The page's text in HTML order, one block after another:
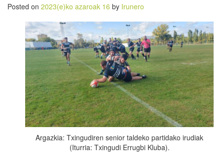
Posted on 2023(e)ko azaroak 16 by Irunero
Argazkia: Txingudiren senior taldeko partidako irudiak
(Iturria: Txingudi Errugbi Kluba).